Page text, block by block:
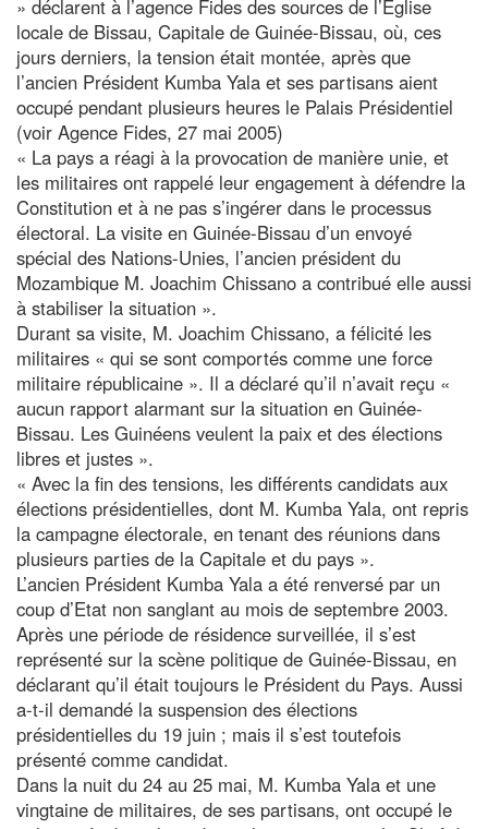
» déclarent à l’agence Fides des sources de l’Eglise
locale de Bissau, Capitale de Guinée-Bissau, où, ces
jours derniers, la tension était montée, après que
l’ancien Président Kumba Yala et ses partisans aient
occupé pendant plusieurs heures le Palais Présidentiel
(voir Agence Fides, 27 mai 2005)
« La pays a réagi à la provocation de manière unie, et
les militaires ont rappelé leur engagement à défendre la
Constitution et à ne pas s’ingérer dans le processus
électoral. La visite en Guinée-Bissau d’un envoyé
spécial des Nations-Unies, l’ancien président du
Mozambique M. Joachim Chissano a contribué elle aussi
à stabiliser la situation ».
Durant sa visite, M. Joachim Chissano, a félicité les
militaires « qui se sont comportés comme une force
militaire républicaine ». Il a déclaré qu’il n’avait reçu «
aucun rapport alarmant sur la situation en Guinée-
Bissau. Les Guinéens veulent la paix et des élections
libres et justes ».
« Avec la fin des tensions, les différents candidats aux
élections présidentielles, dont M. Kumba Yala, ont repris
la campagne électorale, en tenant des réunions dans
plusieurs parties de la Capitale et du pays ».
L’ancien Président Kumba Yala a été renversé par un
coup d’Etat non sanglant au mois de septembre 2003.
Après une période de résidence surveillée, il s’est
représenté sur la scène politique de Guinée-Bissau, en
déclarant qu’il était toujours le Président du Pays. Aussi
a-t-il demandé la suspension des élections
présidentielles du 19 juin ; mais il s’est toutefois
présenté comme candidat.
Dans la nuit du 24 au 25 mai, M. Kumba Yala et une
vingtaine de militaires, de ses partisans, ont occupé le